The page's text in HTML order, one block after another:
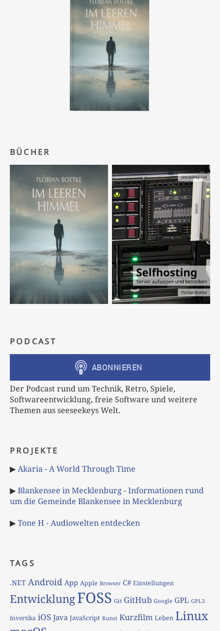
BÜCHER
PODCAST
Der Podcast rund um Technik, Retro, Spiele,
Softwareentwicklung, freie Software und weitere
Themen aus seeseekeys Welt.
PROJEKTE
▶Akaria - A World Through Time
▶Blankensee in Mecklenburg - Informationen rund
um die Gemeinde Blankensee in Mecklenburg
▶Tone H - Audiowelten entdecken
TAGS
.NET Android App Apple Browser C# Einstellungen
EntwicklungFOSS Git GitHub Google GPL GPL3
Invertika iOS Java JavaScript Kunst Kurzfilm Leben Linux